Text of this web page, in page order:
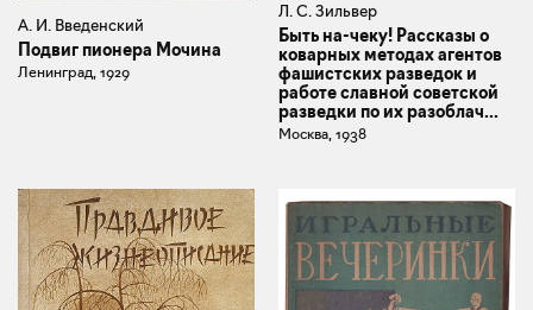
А. И. Введенский
Подвиг пионера Мочина
Ленинград, 1929
Л. С. Зильвер
Быть на-чеку! Рассказы о
коварных методах агентов
фашистских разведок и
работе славной советской
разведки по их разоблач...
Москва, 1938